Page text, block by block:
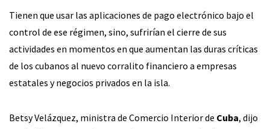
Tienen que usar las aplicaciones de pago electrónico bajo el
control de ese régimen, sino, sufrirían el cierre de sus
actividades en momentos en que aumentan las duras críticas
de los cubanos al nuevo corralito financiero a empresas
estatales y negocios privados en la isla.
Betsy Velázquez, ministra de Comercio Interior de Cuba, dijo